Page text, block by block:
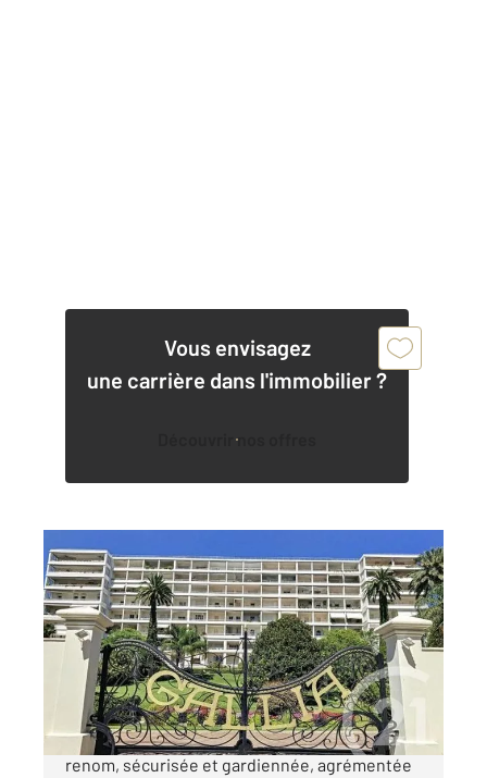
Vous envisagez
une carrière dans l'immobilier ?
Découvrir nos offres
CANNES 06
92 m2, 2 pièces
Ref : 52325
Appartement F2 à vendre
650 000 €
CANNES GALLIA Au sein d'une résidence de
renom, sécurisée et gardiennée, agrémentée